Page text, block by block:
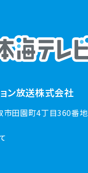
ン放送株式会社
市田園町4丁目360番地